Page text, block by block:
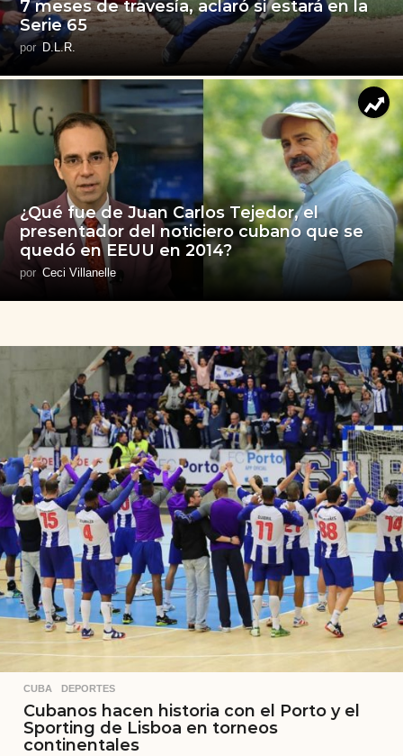
7 meses de travesía, aclaró si estará en la
Serie 65
por D.L.R.
¿Qué fue de Juan Carlos Tejedor, el
presentador del noticiero cubano que se
quedó en EEUU en 2014?
por Ceci Villanelle
CUBA ,DEPORTES
Cubanos hacen historia con el Porto y el
Sporting de Lisboa en torneos
continentales